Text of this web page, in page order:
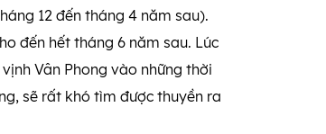
12 đến tháng 4 năm sau).
đến hết tháng 6 năm sau. Lúc
Vân Phong vào những thời
sẽ rất khó tìm được thuyền ra